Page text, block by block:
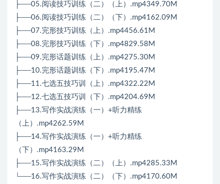
├──05.阅读技巧训练（二）（上）.mp4349.70M
├──06.阅读技巧训练（二）（下）.mp4162.09M
├──07.完形技巧训练（上）.mp4456.61M
├──08.完形技巧训练（下）.mp4829.58M
├──09.完形话题训练（上）.mp4275.30M
├──10.完形话题训练（下）.mp4195.47M
├──11.七选五技巧训（上）.mp4322.22M
├──12.七选五技巧训（下）.mp4204.69M
├──13.写作实战演练（一）+听力精练
（上）.mp4262.59M
├──14.写作实战演练（一）+听力精练
（下）.mp4163.29M
├──15.写作实战演练（二）（上）.mp4285.33M
└──16.写作实战演练（二）（下）.mp4170.60M